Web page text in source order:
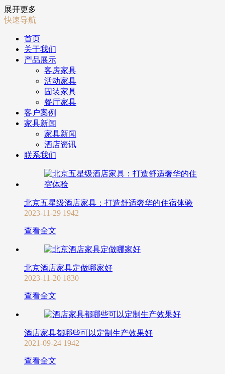
展开更多
快速导航
首页
关于我们
产品展示
客房家具
活动家具
固装家具
餐厅家具
客户案例
家具新闻
家具新闻
酒店资讯
联系我们
北京五星级酒店家具：打造舒适奢华的住宿体验
2023-11-29 1942
查看全文
北京酒店家具定做哪家好
2023-11-20 1830
查看全文
酒店家具都哪些可以定制生产效果好
2021-09-24 1942
查看全文